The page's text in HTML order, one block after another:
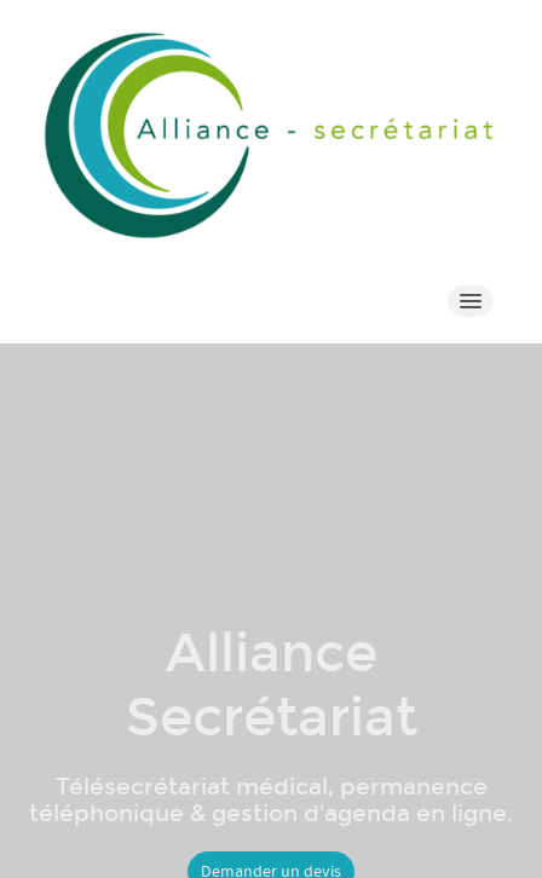
Alliance
Secrétariat
Télésecrétariat médical, permanence
téléphonique & gestion d'agenda en ligne.
Demander un devis